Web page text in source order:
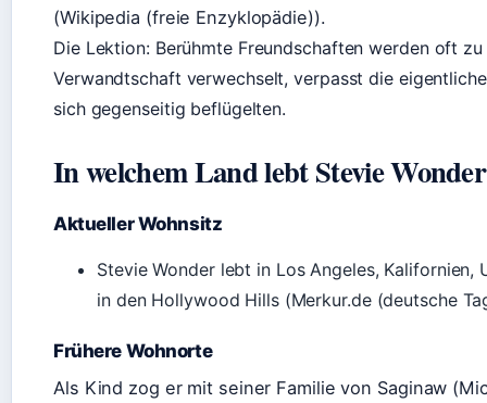
(Wikipedia (freie Enzyklopädie)).
Die Lektion: Berühmte Freundschaften werden oft
Verwandtschaft verwechselt, verpasst die
sich gegenseitig beflügelten.
In welchem Land lebt Stevie
Aktueller Wohnsitz
Stevie Wonder lebt in Los Angeles, Kalifornien,
in den Hollywood Hills (Merkur.de (deutsche
Frühere Wohnorte
Als Kind zog er mit seiner Familie von Saginaw